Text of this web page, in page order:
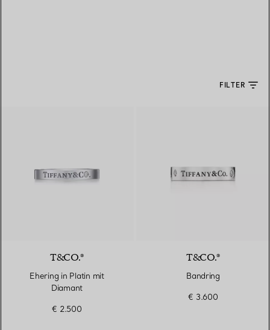
FILTER
T&CO.®
Ehering in Platin mit
Diamant
€ 2.500
T&CO.®
Bandring
€ 3.600